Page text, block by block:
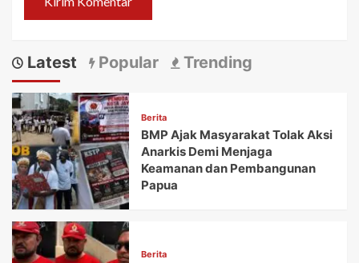
Latest Popular Trending
Berita
BMP Ajak Masyarakat Tolak Aksi
Anarkis Demi Menjaga
Keamanan dan Pembangunan
Papua
Berita